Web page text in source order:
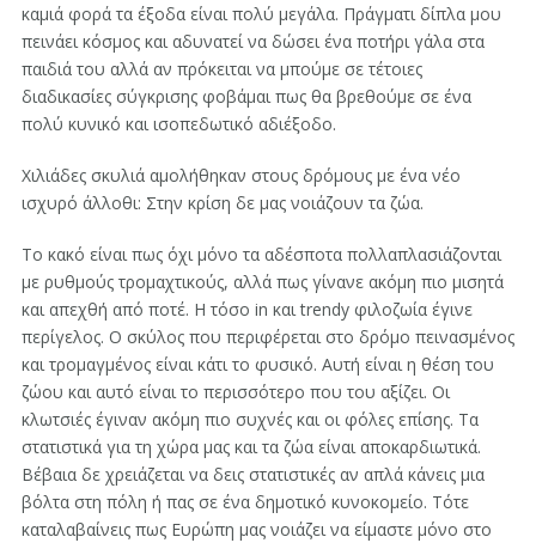
καμιά φορά τα έξοδα είναι πολύ μεγάλα. Πράγματι δίπλα μου
πεινάει κόσμος και αδυνατεί να δώσει ένα ποτήρι γάλα στα
παιδιά του αλλά αν πρόκειται να μπούμε σε τέτοιες
διαδικασίες σύγκρισης φοβάμαι πως θα βρεθούμε σε ένα
πολύ κυνικό και ισοπεδωτικό αδιέξοδο.
Χιλιάδες σκυλιά αμολήθηκαν στους δρόμους με ένα νέο
ισχυρό άλλοθι: Στην κρίση δε μας νοιάζουν τα ζώα.
Το κακό είναι πως όχι μόνο τα αδέσποτα πολλαπλασιάζονται
με ρυθμούς τρομαχτικούς, αλλά πως γίνανε ακόμη πιο μισητά
και απεχθή από ποτέ. Η τόσο in και trendy φιλοζωία έγινε
περίγελος. Ο σκύλος που περιφέρεται στο δρόμο πεινασμένος
και τρομαγμένος είναι κάτι το φυσικό. Αυτή είναι η θέση του
ζώου και αυτό είναι το περισσότερο που του αξίζει. Οι
κλωτσιές έγιναν ακόμη πιο συχνές και οι φόλες επίσης. Τα
στατιστικά για τη χώρα μας και τα ζώα είναι αποκαρδιωτικά.
Βέβαια δε χρειάζεται να δεις στατιστικές αν απλά κάνεις μια
βόλτα στη πόλη ή πας σε ένα δημοτικό κυνοκομείο. Τότε
καταλαβαίνεις πως Ευρώπη μας νοιάζει να είμαστε μόνο στο